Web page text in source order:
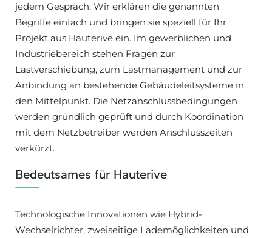
jedem Gespräch. Wir erklären die genannten
Begriffe einfach und bringen sie speziell für Ihr
Projekt aus Hauterive ein. Im gewerblichen und
Industriebereich stehen Fragen zur
Lastverschiebung, zum Lastmanagement und zur
Anbindung an bestehende Gebäudeleitsysteme in
den Mittelpunkt. Die Netzanschlussbedingungen
werden gründlich geprüft und durch Koordination
mit dem Netzbetreiber werden Anschlusszeiten
verkürzt.
Bedeutsames für Hauterive
Technologische Innovationen wie Hybrid-
Wechselrichter, zweiseitige Lademöglichkeiten und